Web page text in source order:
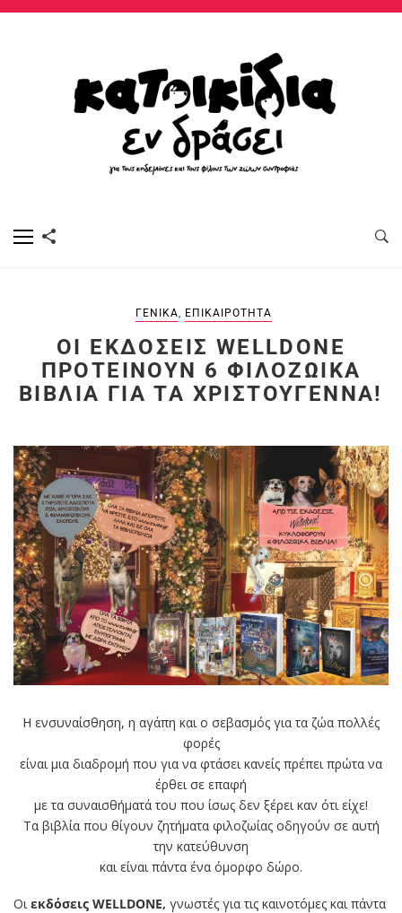
ΓΕΝΙΚΆ, ΕΠΙΚΑΙΡΌΤΗΤΑ
ΟΙ ΕΚΔΌΣΕΙΣ WELLDONE
ΠΡΟΤΕΊΝΟΥΝ 6 ΦΙΛΟΖΩΙΚΆ
ΒΙΒΛΊΑ ΓΙΑ ΤΑ ΧΡΙΣΤΟΎΓΕΝΝΑ!
Η ενσυναίσθηση, η αγάπη και ο σεβασμός για τα ζώα πολλές
φορές
είναι μια διαδρομή που για να φτάσει κανείς πρέπει πρώτα να
έρθει σε επαφή
με τα συναισθήματά του που ίσως δεν ξέρει καν ότι είχε!
Τα βιβλία που θίγουν ζητήματα φιλοζωίας οδηγούν σε αυτή
την κατεύθυνση
και είναι πάντα ένα όμορφο δώρο.
Οιεκδόσεις WELLDONE, γνωστές για τις καινοτόμες και πάντα